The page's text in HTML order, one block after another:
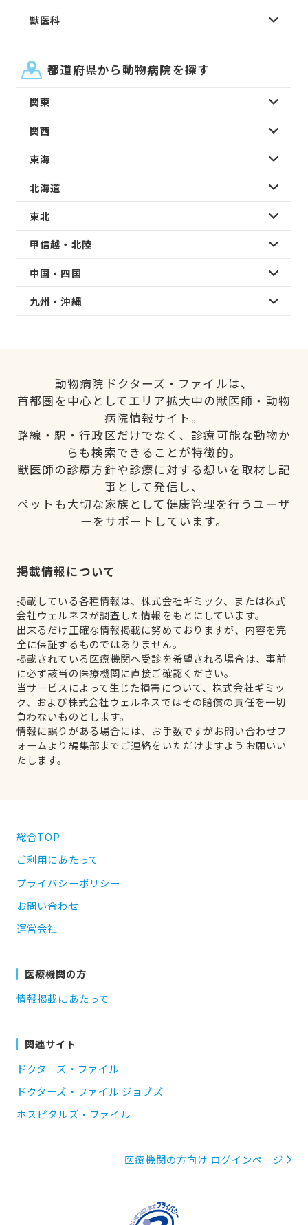
獣医科
都道府県から動物病院を探す
関東
関西
東海
北海道
東北
甲信越・北陸
中国・四国
九州・沖縄
動物病院ドクターズ・ファイルは、
首都圏を中心としてエリア拡大中の獣医師・動物
病院情報サイト。
路線・駅・行政区だけでなく、診療可能な動物か
らも検索できることが特徴的。
獣医師の診療方針や診療に対する想いを取材し記
事として発信し、
ペットも大切な家族として健康管理を行うユーザ
ーをサポートしています。
掲載情報について
掲載している各種情報は、株式会社ギミック、または株式
会社ウェルネスが調査した情報をもとにしています。
出来るだけ正確な情報掲載に努めておりますが、内容を完
全に保証するものではありません。
掲載されている医療機関へ受診を希望される場合は、事前
に必ず該当の医療機関に直接ご確認ください。
当サービスによって生じた損害について、株式会社ギミッ
ク、および株式会社ウェルネスではその賠償の責任を一切
負わないものとします。
情報に誤りがある場合には、お手数ですがお問い合わせフ
ォームより編集部までご連絡をいただけますようお願いい
たします。
総合TOP
ご利用にあたって
プライバシーポリシー
お問い合わせ
運営会社
医療機関の方
情報掲載にあたって
関連サイト
ドクターズ・ファイル
ドクターズ・ファイル ジョブズ
ホスピタルズ・ファイル
医療機関の方向け ログインページ